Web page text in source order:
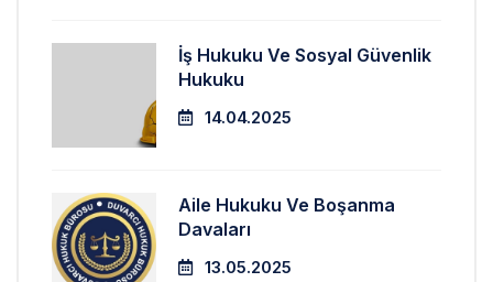
İş Hukuku Ve Sosyal Güvenlik
Hukuku
14.04.2025
Aile Hukuku Ve Boşanma
Davaları
13.05.2025